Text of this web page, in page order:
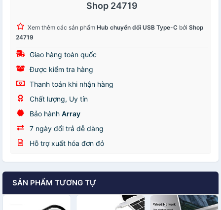
Shop 24719
Xem thêm các sản phẩm Hub chuyển đổi USB Type-C bởi Shop
24719
Giao hàng toàn quốc
Được kiểm tra hàng
Thanh toán khi nhận hàng
Chất lượng, Uy tín
Bảo hành Array
7 ngày đổi trả dễ dàng
Hỗ trợ xuất hóa đơn đỏ
SẢN PHẨM TƯƠNG TỰ